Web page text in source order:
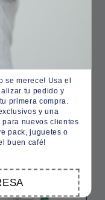
PARA 6 TAZAS
to cart
en tu
se merece! Usa el
tu pedido y
primera compra.
y una
nuevos clientes
pack, juguetes o
buen café!